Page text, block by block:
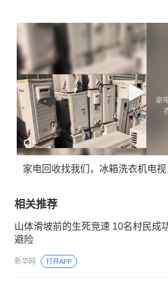
家电回收找我们，冰箱洗衣机电
相关推荐
山体滑坡前的生死竞速 10名村民成
避险
新华网 打开APP